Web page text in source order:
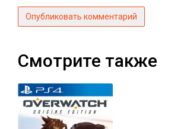
Опубликовать комментарий
Смотрите также